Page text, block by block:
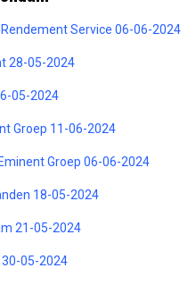
Service 06-06-2024
28-05-2024
05-2024
Groep 11-06-2024
Groep 06-06-2024
18-05-2024
21-05-2024
05-2024